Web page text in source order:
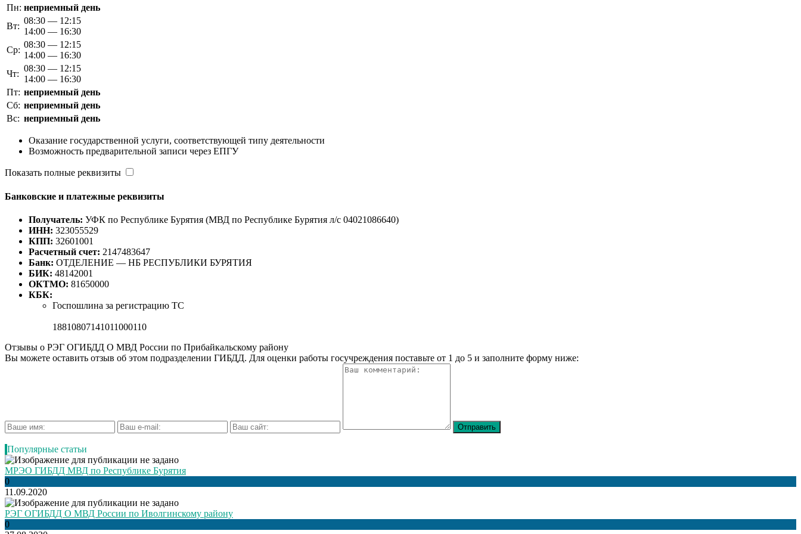
Пн: неприемный день
Вт:
08:30 — 12:15
14:00 — 16:30
Ср:
08:30 — 12:15
14:00 — 16:30
Чт:
08:30 — 12:15
14:00 — 16:30
Пт: неприемный день
Сб: неприемный день
Вс: неприемный день
Оказание государственной услуги, соответствующей типу деятельности
Возможность предварительной записи через ЕПГУ
Показать полные реквизиты
Банковские и платежные реквизиты
Получатель: УФК по Республике Бурятия (МВД по Республике Бурятия л/с 04021086640)
ИНН: 323055529
КПП: 32601001
Расчетный счет: 2147483647
Банк: ОТДЕЛЕНИЕ — НБ РЕСПУБЛИКИ БУРЯТИЯ
БИК: 48142001
ОКТМО: 81650000
КБК:
Госпошлина за регистрацию ТС
18810807141011000110
Отзывы о РЭГ ОГИБДД О МВД России по Прибайкальскому району
Вы можете оставить отзыв об этом подразделении ГИБДД. Для оценки работы госучреждения поставьте от 1 до 5 и заполните форму ниже:
Популярные статьи
МРЭО ГИБДД МВД по Республике Бурятия
0
11.09.2020
РЭГ ОГИБДД О МВД России по Иволгинскому району
0